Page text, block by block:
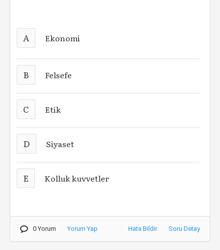
A Ekonomi
B Felsefe
C Etik
D Siyaset
E Kolluk kuvvetler
0 Yorum Yorum Yap Hata Bildir Soru Detay